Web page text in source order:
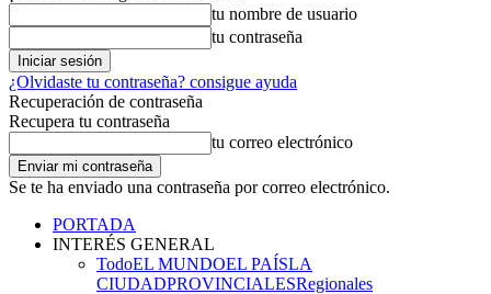
tu nombre de usuario
tu contraseña
¿Olvidaste tu contraseña? consigue ayuda
Recuperación de contraseña
Recupera tu contraseña
tu correo electrónico
Se te ha enviado una contraseña por correo electrónico.
PORTADA
INTERÉS GENERAL
TodoEL MUNDOEL PAÍSLA
CIUDADPROVINCIALESRegionales